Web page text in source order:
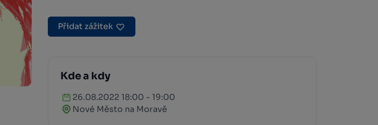
Přidat zážitek
Kde a kdy
26.08.2022 18:00 - 19:00
Nové Město na Moravě